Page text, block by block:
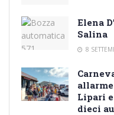
Elena
Salina
8
Lipari
dieci